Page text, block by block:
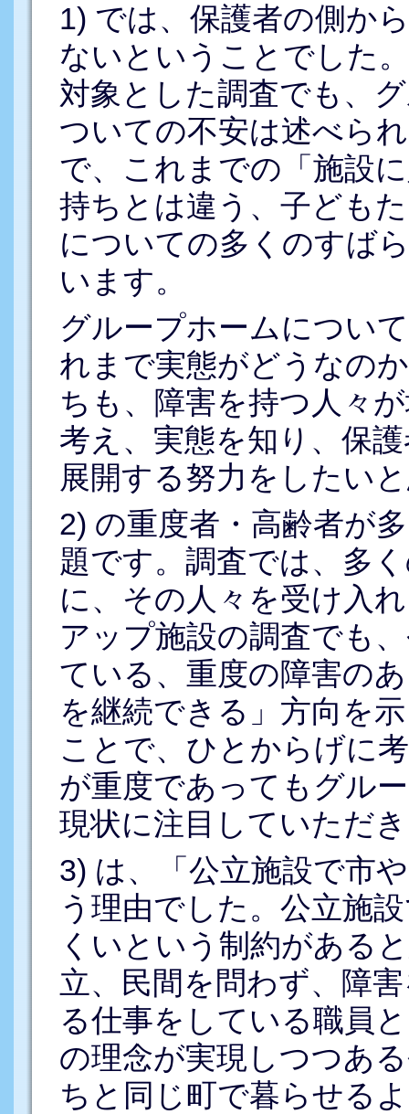
1) では、保護者の側か
ないということでした
対象とした調査でも、
ついての不安は述べら
で、これまでの「施設
持ちとは違う、子ども
についての多くのすば
います。
グループホームについ
れまで実態がどうなの
ちも、障害を持つ人々
考え、実態を知り、保
展開する努力をしたい
2) の重度者・高齢者が
題です。調査では、多
に、その人々を受け入
アップ施設の調査でも
ている、重度の障害の
を継続できる」方向を
ことで、ひとからげに
が重度であってもグル
現状に注目していただ
3) は、「公立施設で市
う理由でした。公立施
くいという制約がある
立、民間を問わず、障
る仕事をしている職員
の理念が実現しつつあ
ちと同じ町で暮らせる